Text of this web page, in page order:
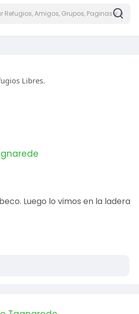
Libres.
Luego lo vimos en la ladera